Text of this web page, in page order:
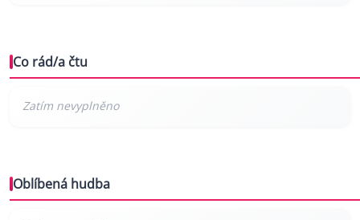
Co rád/a čtu
Oblíbená hudba